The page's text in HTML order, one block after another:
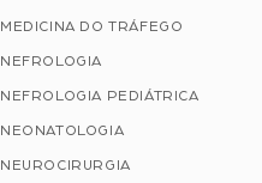
MEDICINA DO TRÁFEGO
NEFROLOGIA
NEFROLOGIA PEDIÁTRICA
NEONATOLOGIA
NEUROCIRURGIA